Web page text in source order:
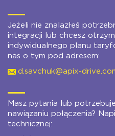
Jeżeli nie znalazłeś
integracji lub chcesz
indywidualnego planu
nas o tym pod adresem:
d.savchuk@apix-
Masz pytania lub
nawiązaniu połączenia?
technicznej: